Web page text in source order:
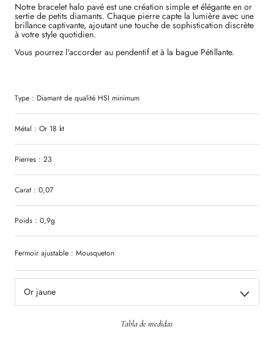
Notre bracelet halo pavé est une création simple et élégante en or
sertie de petits diamants. Chaque pierre capte la lumière avec une
brillance captivante, ajoutant une touche de sophistication discrète
à votre style quotidien.
Vous pourrez l'accorder au pendentif et à la bague Pétillante.
Type : Diamant de qualité HSI minimum
Métal : Or 18 kt
Pierres : 23
Carat : 0,07
Poids : 0,9g
Fermoir ajustable : Mousqueton
Or jaune
Tabla de medidas